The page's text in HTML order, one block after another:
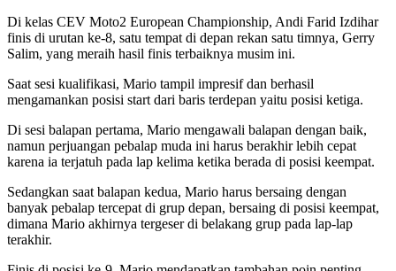
Di kelas CEV Moto2 European Championship, Andi Farid Izdihar
finis di urutan ke-8, satu tempat di depan rekan satu timnya, Gerry
Salim, yang meraih hasil finis terbaiknya musim ini.
Saat sesi kualifikasi, Mario tampil impresif dan berhasil
mengamankan posisi start dari baris terdepan yaitu posisi ketiga.
Di sesi balapan pertama, Mario mengawali balapan dengan baik,
namun perjuangan pebalap muda ini harus berakhir lebih cepat
karena ia terjatuh pada lap kelima ketika berada di posisi keempat.
Sedangkan saat balapan kedua, Mario harus bersaing dengan
banyak pebalap tercepat di grup depan, bersaing di posisi keempat,
dimana Mario akhirnya tergeser di belakang grup pada lap-lap
terakhir.